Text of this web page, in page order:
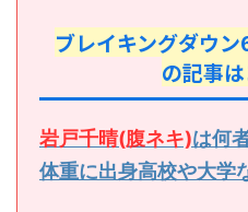
ブレイキングダウ
の記事
岩戸千晴(腹ネキ)は何
体重に出身高校や大学